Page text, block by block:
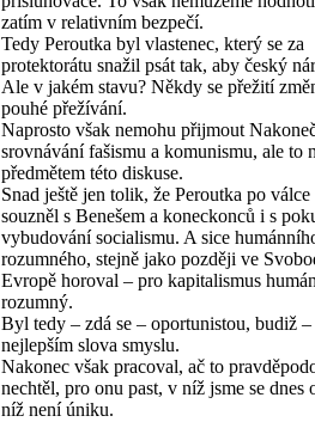
zatím v relativním bezpečí.
Tedy Peroutka byl vlastenec, který se za
protektorátu snažil psát tak, aby český
Ale v jakém stavu? Někdy se přežití
pouhé přežívání.
Naprosto však nemohu přijmout
srovnávání fašismu a komunismu, ale to
předmětem této diskuse.
Snad ještě jen tolik, že Peroutka po
souzněl s Benešem a koneckonců i s
vybudování socialismu. A sice
rozumného, stejně jako později ve
Evropě horoval – pro kapitalismus
rozumný.
Byl tedy – zdá se – oportunistou, budiž
nejlepším slova smyslu.
Nakonec však pracoval, ač to
nechtěl, pro onu past, v níž jsme se dnes
níž není úniku.